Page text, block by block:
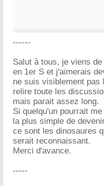
------
Salut à tous, je viens
en 1er S et j'aimerais
ne suis visiblement pas
relire toute les
mais parait assez long.
Si quelqu'un pourrait
la plus simple de
ce sont les dinosaures
serait reconnaissant.
Merci d'avance.
-----